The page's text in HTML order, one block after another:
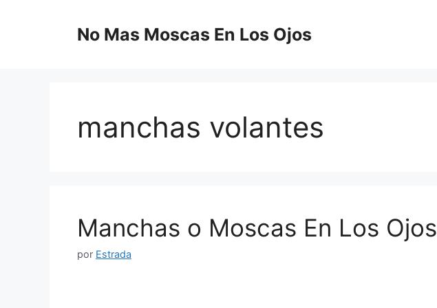
No Mas Moscas En Los Ojos
manchas volantes
Manchas o Moscas En Los Ojos
por Estrada